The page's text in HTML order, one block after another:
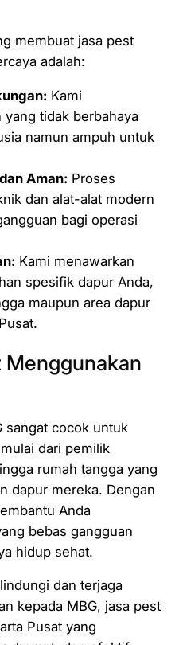
membuat jasa pest
adalah:
Kami
tidak berbahaya
namun ampuh untuk
Aman: Proses
dan alat-alat modern
bagi operasi
Kami menawarkan
spesifik dapur Anda,
maupun area dapur
Menggunakan
sangat cocok untuk
dari pemilik
rumah tangga yang
dapur mereka. Dengan
Anda
bebas gangguan
hidup sehat.
dan terjaga
kepada MBG, jasa pest
Pusat yang